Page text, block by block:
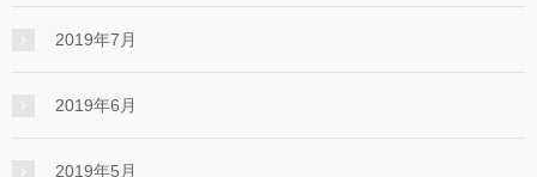
2019年7月
2019年6月
2019年5月